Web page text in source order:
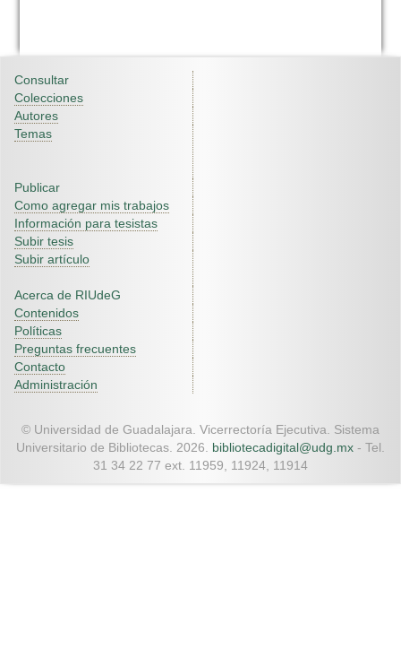
Consultar
Colecciones
Autores
Temas
Publicar
Como agregar mis trabajos
Información para tesistas
Subir tesis
Subir artículo
Acerca de RIUdeG
Contenidos
Políticas
Preguntas frecuentes
Contacto
Administración
© Universidad de Guadalajara. Vicerrectoría Ejecutiva. Sistema
Universitario de Bibliotecas. 2026. bibliotecadigital@udg.mx - Tel.
31 34 22 77 ext. 11959, 11924, 11914